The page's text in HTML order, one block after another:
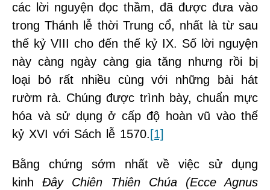
các lời nguyện đọc thầm, đã được đưa vào
trong Thánh lễ thời Trung cổ, nhất là từ sau
thế kỷ VIII cho đến thế kỷ IX. Số lời nguyện
này càng ngày càng gia tăng nhưng rồi bị
loại bỏ rất nhiều cùng với những bài hát
rườm rà. Chúng được trình bày, chuẩn mực
hóa và sử dụng ở cấp độ hoàn vũ vào thế
kỷ XVI với Sách lễ 1570. [1]
Bằng chứng sớm nhất về việc sử dụng
kinh Đây Chiên Thiên Chúa (Ecce Agnus